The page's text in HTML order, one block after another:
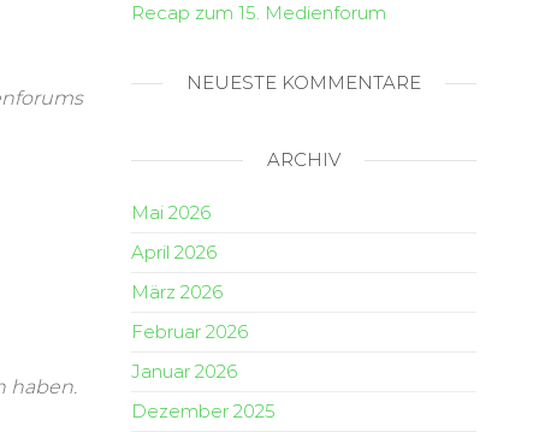
haben.
Recap zum 15. Medienforum
NEUESTE KOMMENTARE
ARCHIV
Mai 2026
April 2026
März 2026
Februar 2026
Januar 2026
Dezember 2025